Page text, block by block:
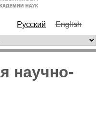
Русский English
меню
научно-